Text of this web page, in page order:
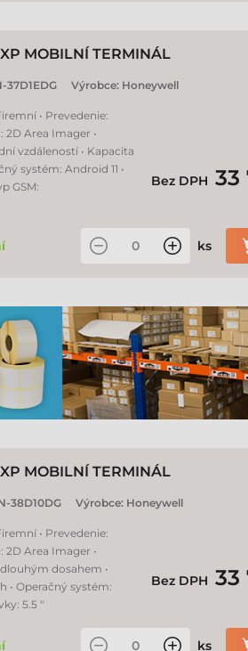
MOBILNÍ TERMINÁL
37D1EDG Výrobce: Honeywell
• Prevedenie:
2D Area Imager •
vzdáleností • Kapacita
systém: Android 11 •
GSM:
Bez DPH 33
ks
MOBILNÍ TERMINÁL
38D10DG Výrobce: Honeywell
• Prevedenie:
2D Area Imager •
dosahem •
• Operačný systém:
5.5 "
Bez DPH 33
ks